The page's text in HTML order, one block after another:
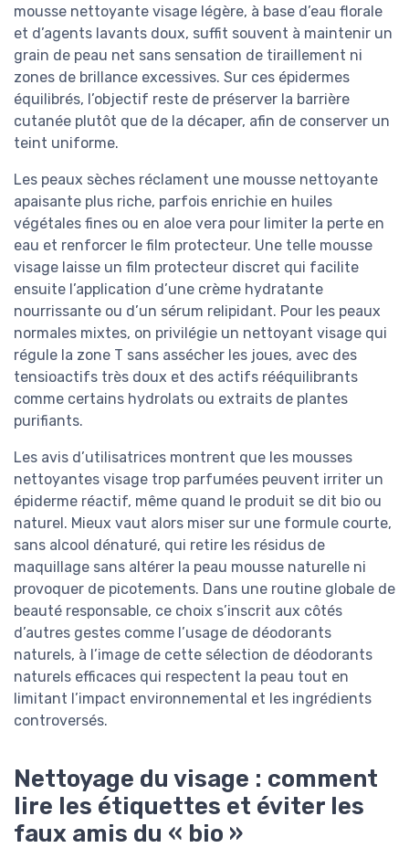
mousse nettoyante visage légère, à base d’eau florale
et d’agents lavants doux, suffit souvent à maintenir un
grain de peau net sans sensation de tiraillement ni
zones de brillance excessives. Sur ces épidermes
équilibrés, l’objectif reste de préserver la barrière
cutanée plutôt que de la décaper, afin de conserver un
teint uniforme.
Les peaux sèches réclament une mousse nettoyante
apaisante plus riche, parfois enrichie en huiles
végétales fines ou en aloe vera pour limiter la perte en
eau et renforcer le film protecteur. Une telle mousse
visage laisse un film protecteur discret qui facilite
ensuite l’application d’une crème hydratante
nourrissante ou d’un sérum relipidant. Pour les peaux
normales mixtes, on privilégie un nettoyant visage qui
régule la zone T sans assécher les joues, avec des
tensioactifs très doux et des actifs rééquilibrants
comme certains hydrolats ou extraits de plantes
purifiants.
Les avis d’utilisatrices montrent que les mousses
nettoyantes visage trop parfumées peuvent irriter un
épiderme réactif, même quand le produit se dit bio ou
naturel. Mieux vaut alors miser sur une formule courte,
sans alcool dénaturé, qui retire les résidus de
maquillage sans altérer la peau mousse naturelle ni
provoquer de picotements. Dans une routine globale de
beauté responsable, ce choix s’inscrit aux côtés
d’autres gestes comme l’usage de déodorants
naturels, à l’image de cette sélection de déodorants
naturels efficaces qui respectent la peau tout en
limitant l’impact environnemental et les ingrédients
controversés.
Nettoyage du visage : comment
lire les étiquettes et éviter les
faux amis du « bio »